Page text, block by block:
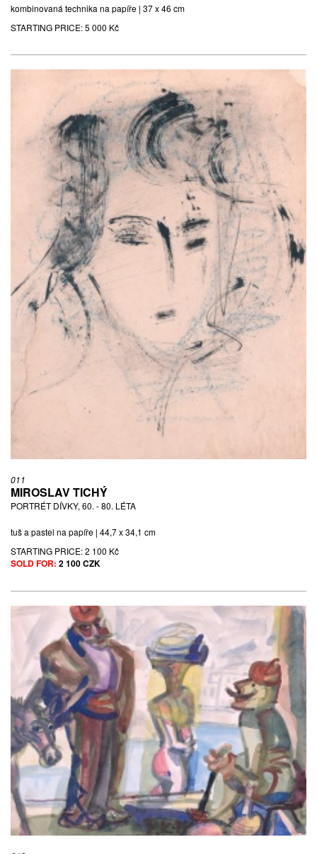
kombinovaná technika na papíře | 37 x 46 cm
STARTING PRICE:5 000 Kč
011
MIROSLAV TICHÝ
PORTRÉT DÍVKY, 60. - 80. LÉTA
tuš a pastel na papíře | 44,7 x 34,1 cm
STARTING PRICE:2 100 Kč
SOLD FOR: 2 100 CZK